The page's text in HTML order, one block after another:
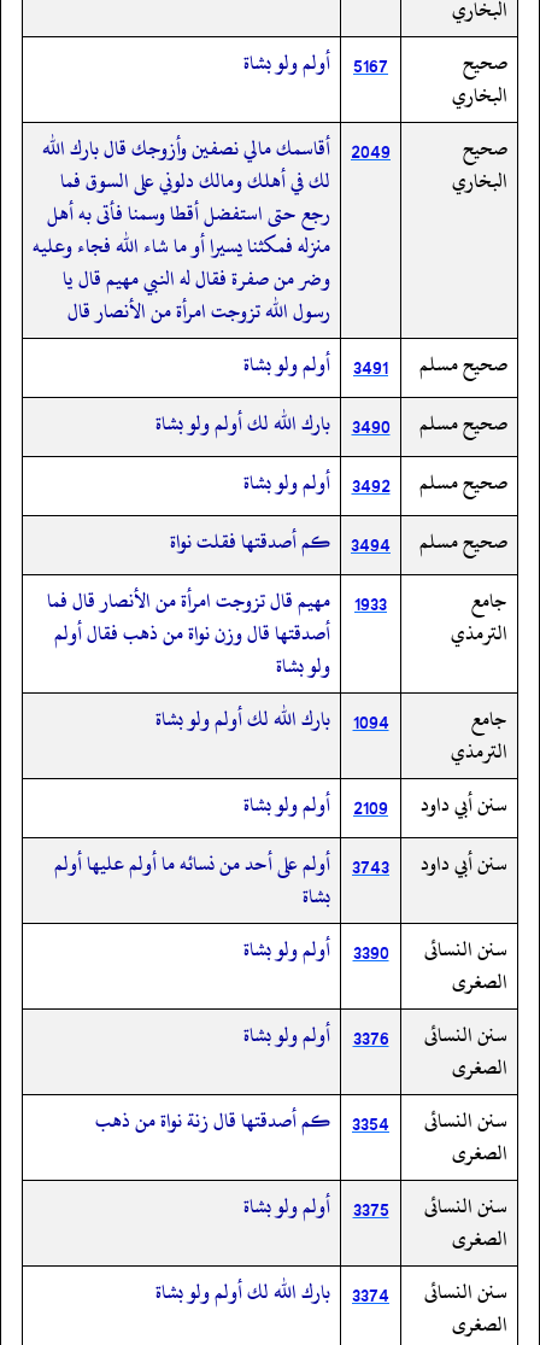
البخاري
صحيح
البخاري
5167 أولم ولو بشاة
صحيح
البخاري
2049 أقاسمك مالي نصفين وأزوجك قال بارك الله
لك في أهلك ومالك دلوني على السوق فما
رجع حتى استفضل أقطا وسمنا فأتى به أهل
منزله فمكثنا يسيرا أو ما شاء الله فجاء وعليه
وضر من صفرة فقال له النبي مهيم قال يا
رسول الله تزوجت امرأة من الأنصار قال
صحيح مسلم
3491 أولم ولو بشاة
صحيح مسلم
3490 بارك الله لك أولم ولو بشاة
صحيح مسلم
3492 أولم ولو بشاة
صحيح مسلم
3494 كم أصدقتها فقلت نواة
جامع
الترمذي
1933
مهيم قال تزوجت امرأة من الأنصار قال فما
أصدقتها قال وزن نواة من ذهب فقال أولم
ولو بشاة
جامع
الترمذي
1094 بارك الله لك أولم ولو بشاة
سنن أبي داود 2109 أولم ولو بشاة
سنن أبي داود
3743 أولم على أحد من نسائه ما أولم عليها أولم
بشاة
سنن النسائى
الصغرى
3390 أولم ولو بشاة
سنن النسائى
الصغرى
3376 أولم ولو بشاة
سنن النسائى
الصغرى
3354 كم أصدقتها قال زنة نواة من ذهب
سنن النسائى
الصغرى
3375 أولم ولو بشاة
سنن النسائى
الصغرى
3374 بارك الله لك أولم ولو بشاة